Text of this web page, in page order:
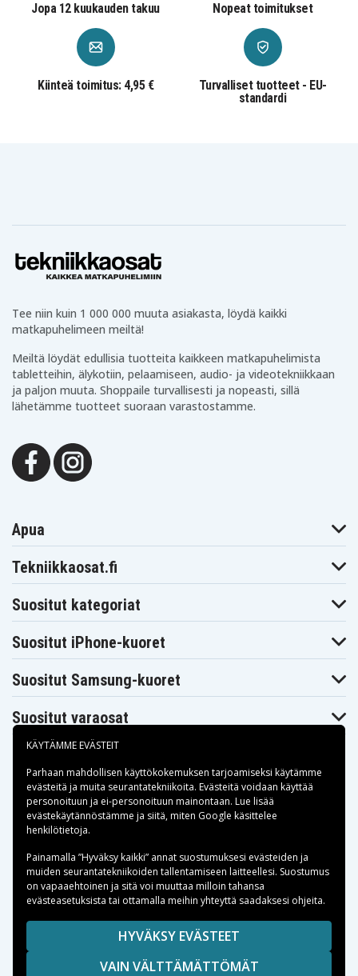
Jopa 12 kuukauden takuu Nopeat toimitukset
Kiinteä toimitus: 4,95 €
Turvalliset tuotteet - EU-
standardi
Tee niin kuin 1 000 000 muuta asiakasta, löydä kaikki
matkapuhelimeen meiltä!
Meiltä löydät edullisia tuotteita kaikkeen matkapuhelimista
tabletteihin, älykotiin, pelaamiseen, audio- ja videotekniikkaan
ja paljon muuta. Shoppaile turvallisesti ja nopeasti, sillä
lähetämme tuotteet suoraan varastostamme.
Apua
Tekniikkaosat.fi
Suositut kategoriat
Suositut iPhone-kuoret
Suositut Samsung-kuoret
Suositut varaosat
Maksuvaihtoehdot
Toimitusvaihtoehdot
Copyright © 2026, Spares Nordic AB
SIVULLA MAINITUT TAVARAMERKIT OVAT OMISTAJIENSA
OMAISUUTTA.
KÄYTÄMME EVÄSTEIT
Parhaan mahdollisen käyttökokemuksen tarjoamiseksi käytämme
evästeitä ja muita seurantatekniikoita. Evästeitä voidaan käyttää
personoituun ja ei-personoituun mainontaan. Lue lisää
evästekäytännöstämme ja siitä, miten Google käsittelee
henkilötietoja.
Painamalla ”Hyväksy kaikki” annat suostumuksesi evästeiden ja
muiden seurantatekniikoiden tallentamiseen laitteellesi. Suostumus
on vapaaehtoinen ja sitä voi muuttaa milloin tahansa
evästeasetuksista tai ottamalla meihin yhteyttä saadaksesi ohjeita.
HYVÄKSY EVÄSTEET
VAIN VÄLTTÄMÄTTÖMÄT